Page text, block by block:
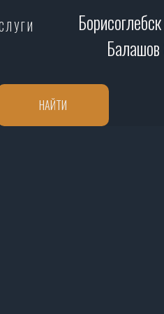
Борисоглебск
Балашов
НАЙТИ